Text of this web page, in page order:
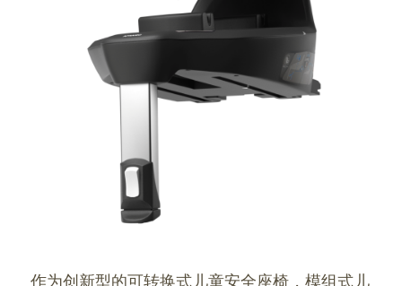
作为创新型的可转换式儿童安全座椅，模组式儿